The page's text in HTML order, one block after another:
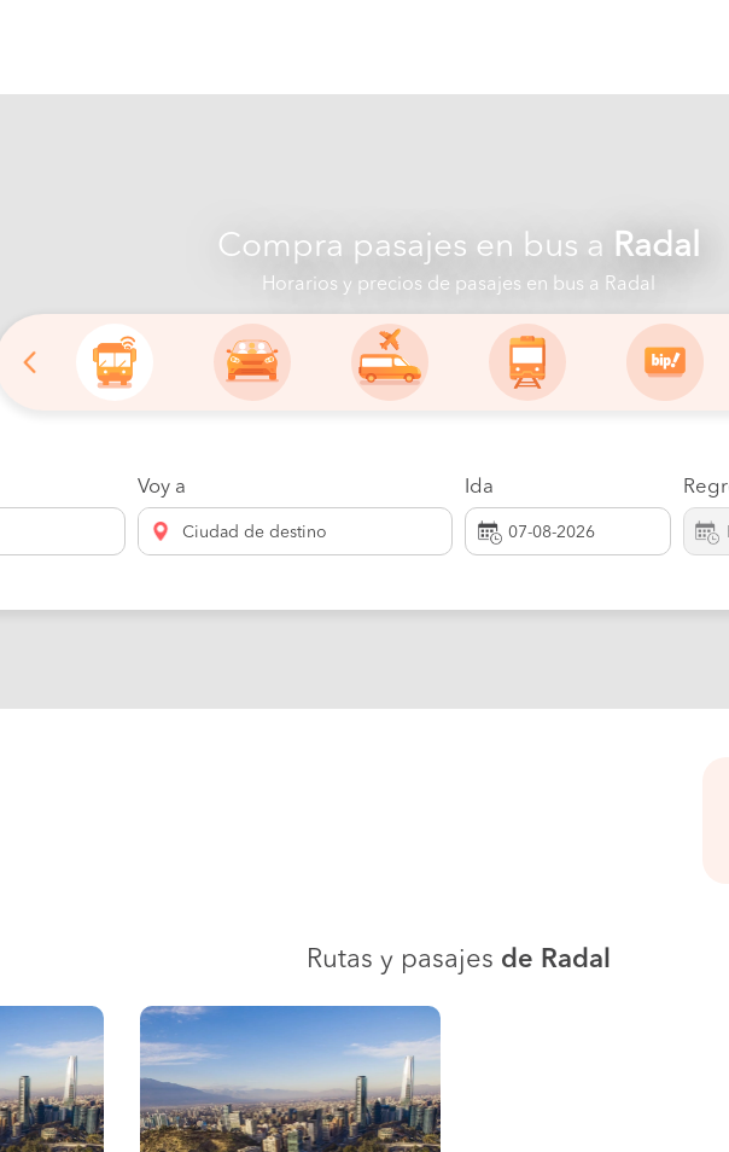
Compra pasajes en bus a Radal
Horarios y precios de pasajes en bus a Radal
Voy a
Ciudad de destino
Ida
Rutas y pasajes de Radal